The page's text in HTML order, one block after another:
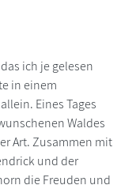
ich je gelesen
in einem
Eines Tages
Waldes
Art. Zusammen mit
und der
die Freuden und